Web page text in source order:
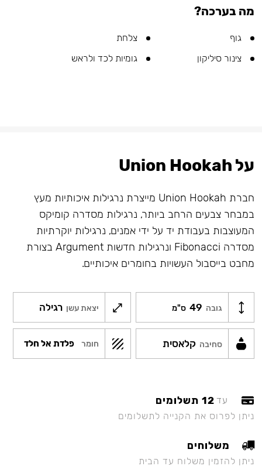
מה בערכה?
גוף
צלחת
צינור סיליקון
גומיות לכד ולראש
על Union Hookah
חברת Union Hookah מייצרת נרגילות איכותיות מעץ
במבחר צבעים הרחב ביותר, נרגילות מסדרה קומיקס
המעוצבות בעבודת יד על ידי אמנים, נרגילות יוקרתיות
מסדרה Fibonacci ונרגילות חדשות Argument בצורת
מחבט בייסבול העשויות בחומרים איכותיים.
גובה 49 ס"מ יצאת עשן רגילה
סחיבה קלאסית חומר פלדת אל חלד
עד 12 תשלומים
ניתן לפרוס את הקנייה לתשלומים
משלוחים
ניתן להזמין משלוח עד הבית